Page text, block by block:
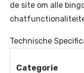
de site om alle
Technische
Categorie